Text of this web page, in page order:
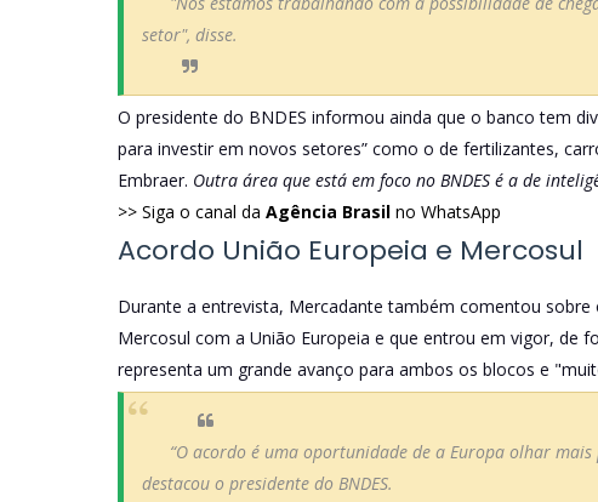
setor", disse.
O presidente do BNDES informou ainda que o banco tem
para investir em novos setores” como o de fertilizantes,
Embraer. Outra área que está em foco no BNDES é a de
>> Siga o canal da Agência Brasil no WhatsApp
Acordo União Europeia e Mercosul
Durante a entrevista, Mercadante também comentou
Mercosul com a União Europeia e que entrou em vigor, de
representa um grande avanço para ambos os blocos e
“O acordo é uma oportunidade de a Europa olhar
destacou o presidente do BNDES.